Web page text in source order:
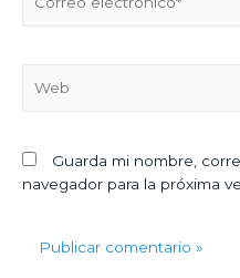
Guarda mi nombre,
navegador para la próxima